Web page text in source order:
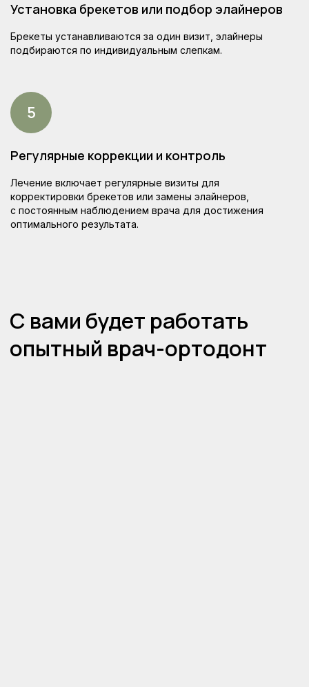
Установка брекетов или подбор элайнеров
Брекеты устанавливаются за один визит, элайнеры
подбираются по индивидуальным слепкам.
Регулярные коррекции и контроль
Лечение включает регулярные визиты для
корректировки брекетов или замены элайнеров,
с постоянным наблюдением врача для достижения
оптимального результата.
Цены на ортодонтическое